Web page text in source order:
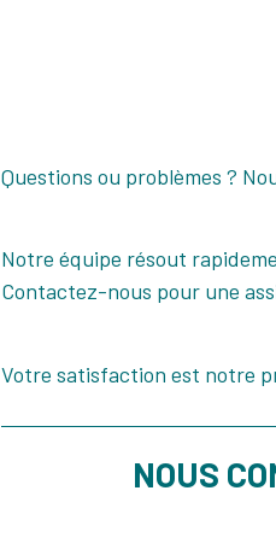
Questions ou problèmes ?
Notre équipe résout
Contactez-nous pour une
Votre satisfaction est notre
NOUS